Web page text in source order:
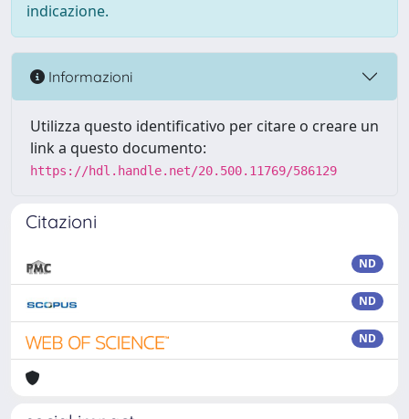
indicazione.
Informazioni
Utilizza questo identificativo per citare o creare un
link a questo documento:
https://hdl.handle.net/20.500.11769/586129
Citazioni
ND
ND
ND